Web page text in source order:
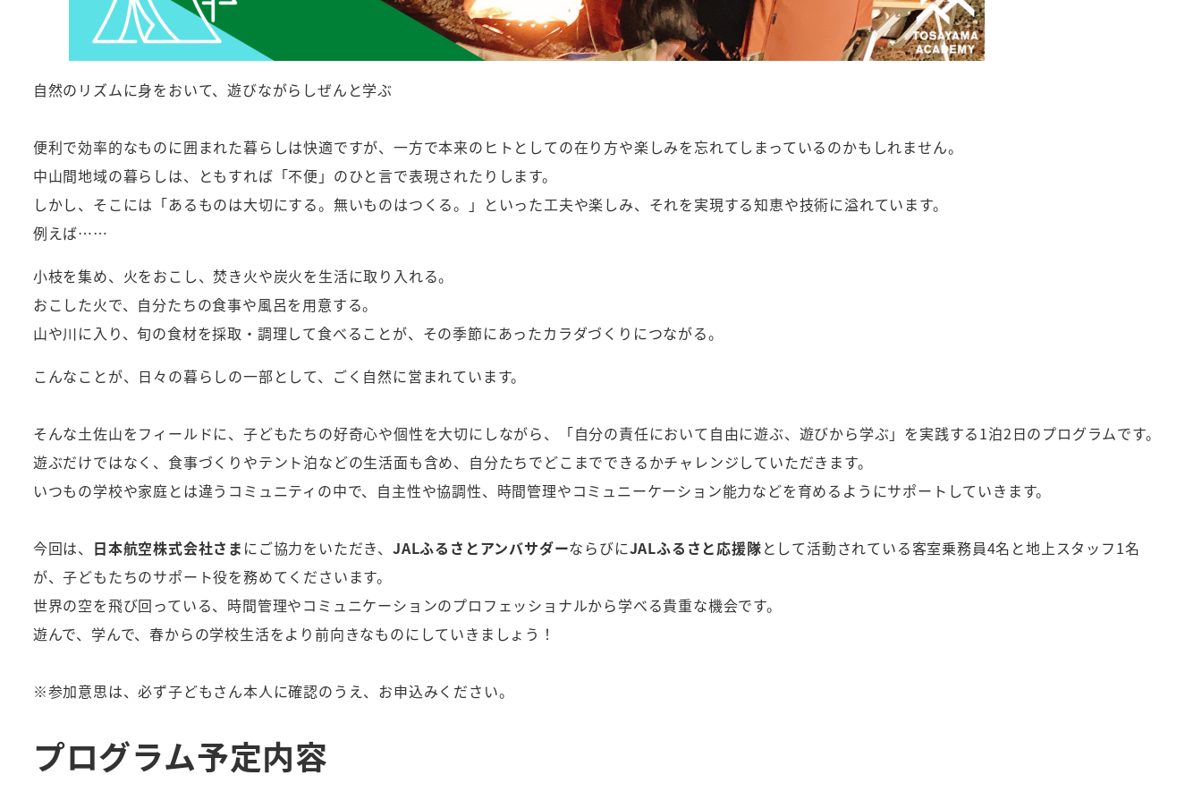
自然のリズムに身をおいて、遊びながらしぜんと学ぶ
便利で効率的なものに囲まれた暮らしは快適ですが、一方で本来のヒトとしての在り方や楽しみを忘れてしまっているのかもしれません。
中山間地域の暮らしは、ともすれば「不便」のひと言で表現されたりします。
しかし、そこには「あるものは大切にする。無いものはつくる。」といった工夫や楽しみ、それを実現する知恵や技術に溢れています。
例えば……
小枝を集め、火をおこし、焚き火や炭火を生活に取り入れる。
おこした火で、自分たちの食事や風呂を用意する。
山や川に入り、旬の食材を採取・調理して食べることが、その季節にあったカラダづくりにつながる。
こんなことが、日々の暮らしの一部として、ごく自然に営まれています。
そんな土佐山をフィールドに、子どもたちの好奇心や個性を大切にしながら、「自分の責任において自由に遊ぶ、遊びから学ぶ」を実践する1泊2日のプログラムです。
遊ぶだけではなく、食事づくりやテント泊などの生活面も含め、自分たちでどこまでできるかチャレンジしていただきます。
いつもの学校や家庭とは違うコミュニティの中で、自主性や協調性、時間管理やコミュニーケーション能力などを育めるようにサポートしていきます。
今回は、 日本航空株式会社さま にご協力をいただき、 JALふるさとアンバサダーならびにJALふるさと応援隊として活動されている客室乗務員4名と地上スタッフ1名
が、子どもたちのサポート役を務めてくださいます。
世界の空を飛び回っている、時間管理やコミュニケーションのプロフェッショナルから学べる貴重な機会です。
遊んで、学んで、春からの学校生活をより前向きなものにしていきましょう！
※参加意思は、必ず子どもさん本人に確認のうえ、お申込みください。
プログラム予定内容